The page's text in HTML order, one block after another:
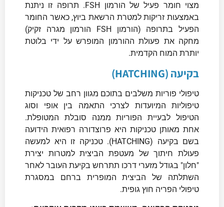
מצוי חומר פעיל של הורמון FSH. תרופה זו ניתנת
באמצעות זריקות למטרת הרשאת ביוץ, כאשר החומר
הפעיל בתרופה (הורמון FSH הורמון מגרה זקיק)
מחקה את פעולת ההורמון המופרש על ידי בלוטת
יותרת המוח הקדמית.
בקיעה (HATCHING)
טיפולי פוריות משלבים בתוכם מגוון רחב של טכניקות
טיפוליות המיועדות לצרכי התאמה בין אופי וסוג
הטיפול לבעיית הפוריות ממנה סובלת המטופלת.
אחת מאותן טכניקות היא פרוצדורה רפואית הידועה
בשם בקיעה (HATCHING). טכניקה זו היא למעשה
פעולת חיתוך של מעטפת הביצית למטרות יצירת
"חלון" בגודל מזערי דרכו תתרחש בקיעת העובר לאחר
השתלתה של הביצית המופרית ברחם במסגרת
טיפולי הפריה חוץ גופית.